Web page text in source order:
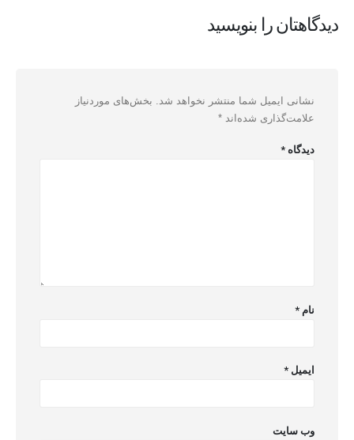
دیدگاهتان را بنویسید
نشانی ایمیل شما منتشر نخواهد شد.
بخش‌های موردنیاز
علامت‌گذاری شده‌اند *
دیدگاه *
نام *
ایمیل *
وب‌ سایت